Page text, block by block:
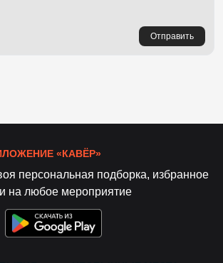
Отправить
«КАВЁР»
персональная подборка, избранное
на любое мероприятие